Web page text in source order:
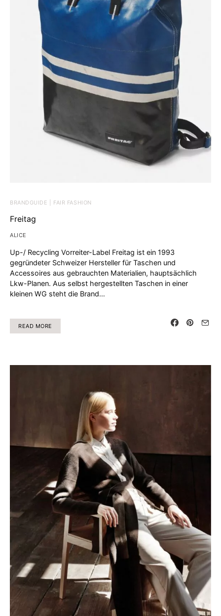
BRANDGUIDE | FAIR FASHION
Freitag
ALICE
Up-/ Recycling Vorreiter-Label Freitag ist ein 1993
gegründeter Schweizer Hersteller für Taschen und
Accessoires aus gebrauchten Materialien, hauptsächlich
Lkw-Planen. Aus selbst hergestellten Taschen in einer
kleinen WG steht die Brand…
READ MORE